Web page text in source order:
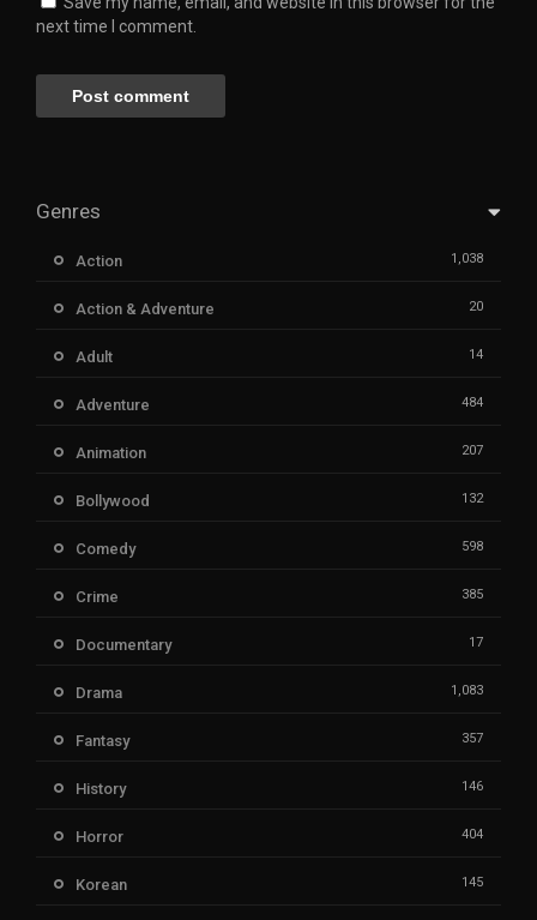
next time I comment.
Genres
Action 1,038
Action & Adventure 20
Adult 14
Adventure 484
Animation 207
Bollywood 132
Comedy 598
Crime 385
Documentary 17
Drama 1,083
Fantasy 357
History 146
Horror 404
Korean 145